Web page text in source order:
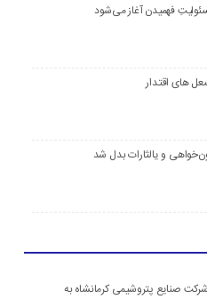
فهمیدن آغاز می‌شود
های اقتدار
و یالثارات بدل شد
صنایع پتروشیمی کرمانشاه به